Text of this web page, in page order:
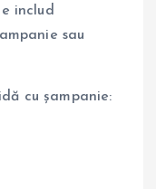
includ
sau
cu șampanie: